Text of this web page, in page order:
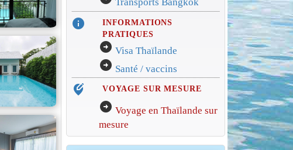
Transports Bangkok
info
INFORMATIONS
PRATIQUES
arrow_circle_right Visa Thaïlande
arrow_circle_right Santé / vaccins
edit_location_alt VOYAGE SUR MESURE
arrow_circle_right Voyage en Thaïlande sur
mesure